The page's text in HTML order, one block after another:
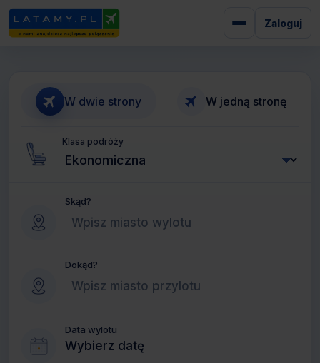
Zaloguj
W dwie strony W jedną stronę
Klasa podróży
Skąd?
Dokąd?
Data wylotu
Wybierz datę